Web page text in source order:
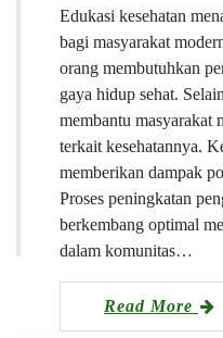
Edukasi kesehatan
bagi masyarakat
orang membutuhkan
gaya hidup sehat.
membantu masyarakat
terkait kesehatannya.
memberikan dampak
Proses peningkatan
berkembang optimal
dalam komunitas…
Read More